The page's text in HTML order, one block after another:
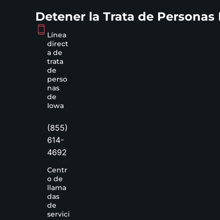
Detener la Trata de Personas
Línea
direct
a de
trata
de
perso
nas
de
Iowa
(855)
614-
4692
Centr
o de
llama
das
de
servici